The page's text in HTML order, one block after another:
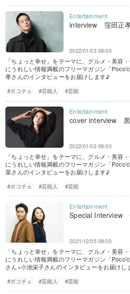
interview 窪田正
2022/01/03 08:00
「ちょっと幸せ」をテーマに、グルメ・美容
にうれしい情報満載のフリーマガジン「
孝さんのインタビューをお届けします♪
#ポコチェ #芸能人 #芸能
cover interview
2022/01/02 08:00
「ちょっと幸せ」をテーマに、グルメ・美容
にうれしい情報満載のフリーマガジン「
菜さんのインタビューをお届けします♪
#ポコチェ #芸能人 #芸能
Special Interview
2021/12/05 08:00
「ちょっと幸せ」をテーマに、グルメ・美容
にうれしい情報満載のフリーマガジン「
さん×小池栄子さんのインタビューをお届けし
#ポコチェ #芸能人 #芸能